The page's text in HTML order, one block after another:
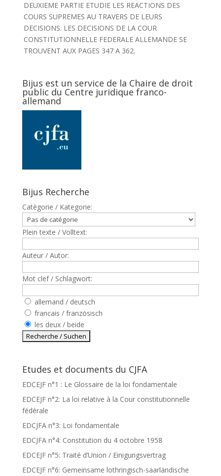
DEUXIEME PARTIE ETUDIE LES REACTIONS DES
COURS SUPREMES AU TRAVERS DE LEURS
DECISIONS. LES DECISIONS DE LA COUR
CONSTITUTIONNELLE FEDERALE ALLEMANDE SE
TROUVENT AUX PAGES 347 A 362.
Bijus est un service de la Chaire de droit
public du Centre juridique franco-
allemand
Bijus Recherche
Catègorie / Kategorie:
Plein texte / Volltext:
Auteur / Autor:
Mot clef / Schlagwort:
allemand / deutsch
francais / französisch
les deux / beide
Etudes et documents du CJFA
EDCEJF n°1 : Le Glossaire de la loi fondamentale
EDCEJF n°2: La loi relative à la Cour constitutionnelle
fédérale
EDCJFA n°3: Loi fondamentale
EDCJFA n°4: Constitution du 4 octobre 1958
EDCEJF n°5: Traité d’Union / Einigungsvertrag
EDCEJF n°6: Gemeinsame lothringisch-saarländische